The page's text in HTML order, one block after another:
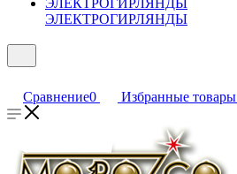
ЭЛЕКТРОГИРЛЯНДЫ
Сравнение0 Избранные товары